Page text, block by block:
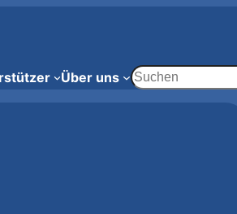
Über uns Suchen